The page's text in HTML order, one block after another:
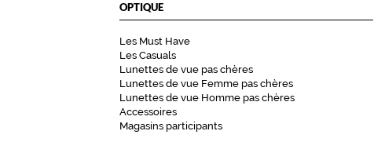
OPTIQUE
Les Must Have
Les Casuals
Lunettes de vue pas chères
Lunettes de vue Femme pas chères
Lunettes de vue Homme pas chères
Accessoires
Magasins participants